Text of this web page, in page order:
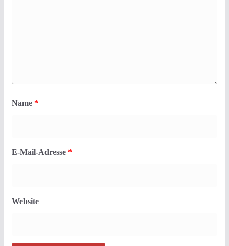
Name *
E-Mail-Adresse *
Website